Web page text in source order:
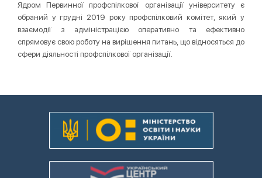
Ядром Первинної профспілкової організації університету є
обраний у грудні 2019 року профспілковий комітет, який у
взаємодії з адміністрацією оперативно та ефективно
спрямовує свою роботу на вирішення питань, що відносяться до
сфери діяльності профспілкової організації.